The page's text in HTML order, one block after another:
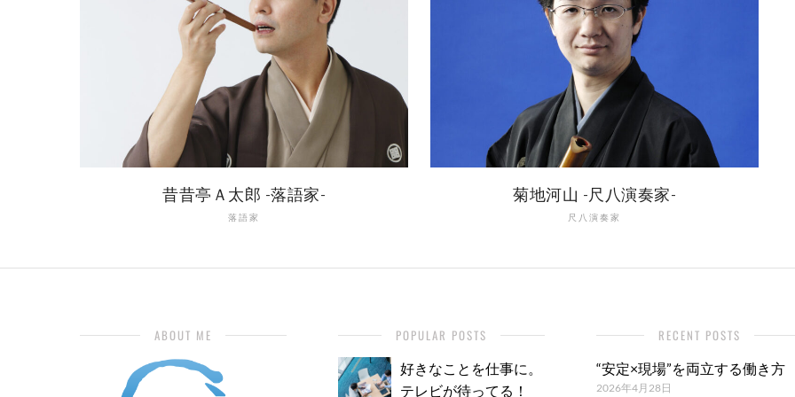
昔昔亭Ａ太郎 -落語家-
落語家
菊地河山 -尺八演奏家-
尺八演奏家
ABOUT ME POPULAR POSTS
好きなことを仕事に。
テレビが待ってる！
RECENT POSTS
“安定×現場”を両立する働き方
2026年4月28日